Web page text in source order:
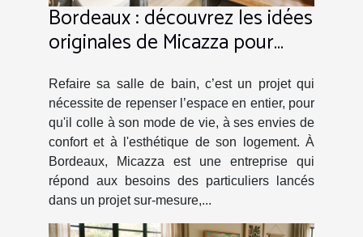
Bordeaux : découvrez les idées
originales de Micazza pour
bains !
Refaire sa salle de bain, c’est un projet qui
nécessite de repenser l’espace en entier, pour
qu'il colle à son mode de vie, à ses envies de
confort et à l'esthétique de son logement. À
Bordeaux, Micazza est une entreprise qui
répond aux besoins des particuliers lancés
dans un projet sur-mesure,...